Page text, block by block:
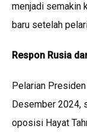
menjadi semakin
baru setelah
Respon Rusia
Pelarian
Desember 2024,
oposisi Hayat